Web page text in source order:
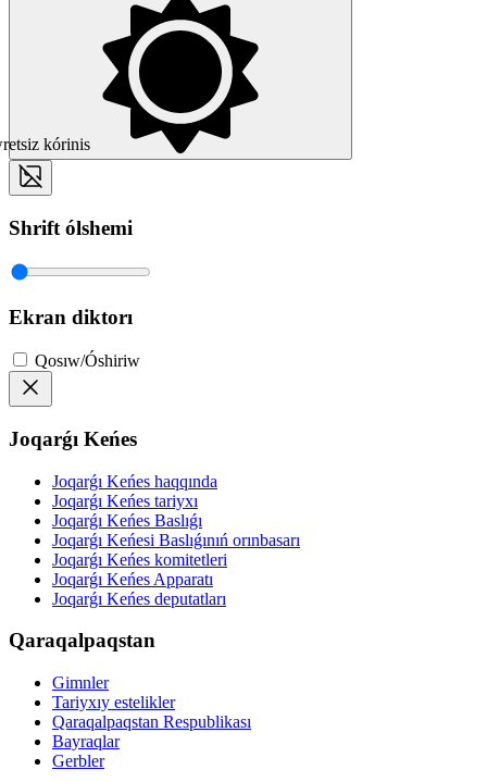
kórinis
Shrift ólshemi
Ekran diktorı
Qosıw/Óshiriw
Joqarǵı Keńes
Joqarǵı Keńes haqqında
Joqarǵı Keńes tariyxı
Joqarǵı Keńes Baslıǵı
Joqarǵı Keńesi Baslıǵınıń orınbasarı
Joqarǵı Keńes komitetleri
Joqarǵı Keńes Apparatı
Joqarǵı Keńes deputatları
Qaraqalpaqstan
Gimnler
Tariyxıy estelikler
Qaraqalpaqstan Respublikası
Bayraqlar
Gerbler